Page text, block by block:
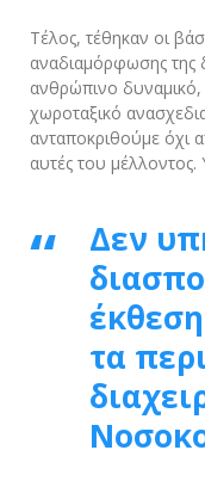
Τέλος, τέθηκαν οι
αναδιαμόρφωσης
ανθρώπινο δυναμικό,
χωροταξικό
ανταποκριθούμε όχι
αυτές του μέλλοντος.
Δεν
τα